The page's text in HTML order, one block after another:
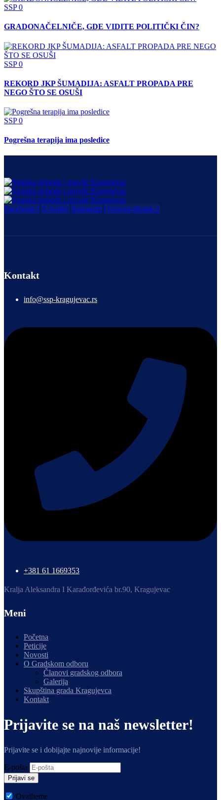
SSP0
GRADONAČELNIČE, GDE VIDITE POLITIČKI ČIN?
SSP0
REKORD JKP ŠUMADIJA: ASFALT PROPADA PRE
NEGO ŠTO SE OSUŠI
SSP0
Pogrešna terapija ima posledice
Facebook-f X-twitter Instagram Ovaicon-tik-tok-1
Kontakt
info@ssp-kragujevac.rs
+381 61 1669353
Kralja Aleksandra I Karađorđevića br.90, Kragujevac
Meni
Početna
Peticije
Novosti
O Gradskom odboru
Članovi gradskog odbora
Galerija
Skupština grada Kragujevca
Kontakt
Prijavite se na naš newsletter!
Prijavite se i dobijajte najnovije informacije!
E-pošta
Prijavi se
Ovatheme